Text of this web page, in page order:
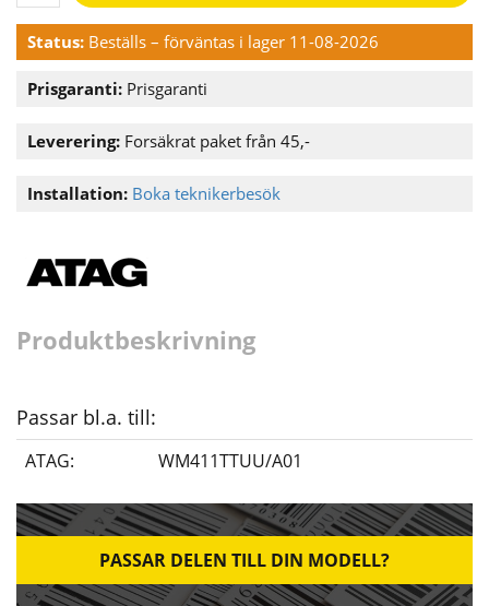
Status: Beställs – förväntas i lager 11-08-2026
Prisgaranti: Prisgaranti
Leverering: Forsäkrat paket från 45,-
Installation: Boka teknikerbesök
Produktbeskrivning
Passar bl.a. till:
ATAG: WM411TTUU/A01
PASSAR DELEN TILL DIN MODELL?